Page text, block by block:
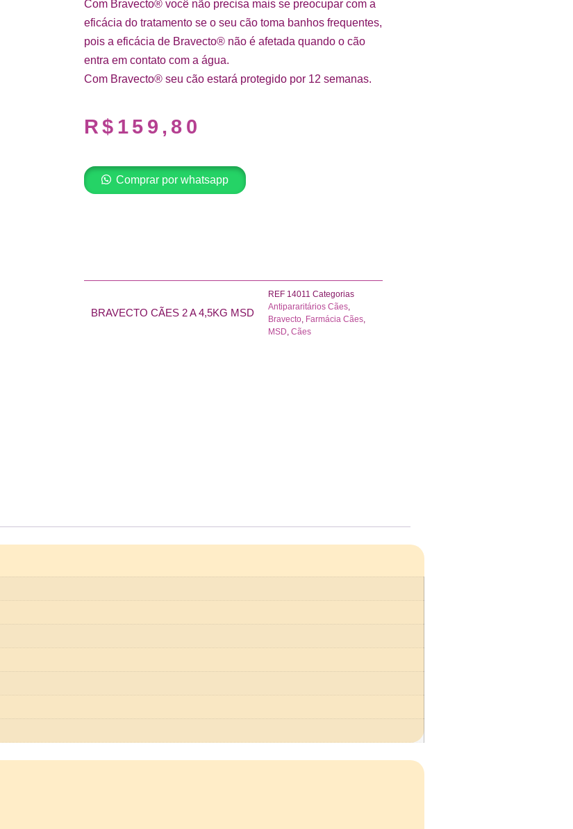
Com Bravecto® você não precisa mais se preocupar com a
eficácia do tratamento se o seu cão toma banhos frequentes,
pois a eficácia de Bravecto® não é afetada quando o cão
entra em contato com a água.
Com Bravecto® seu cão estará protegido por 12 semanas.
R$ 159,80
Comprar por whatsapp
BRAVECTO CÃES 2 A 4,5KG MSD
REF 14011 Categorias
Antipararitários Cães,
Bravecto, Farmácia Cães,
MSD Cães